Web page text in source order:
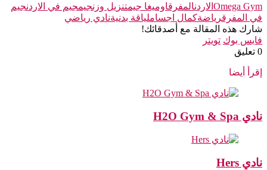
Omega Gym الاردنالمفرقاوميغا جيمتنزيل وزنجيمجيم في الاردنجيم
في المفرقرياضةكمال اجساملياقة بدنيةنادي رياضي
شارك هذه المقالة مع أصدقائك!
فايس بوك تويتر
‫0 تعليق
إقرأ أيضا
نادي H2O Gym & Spa
نادي Hers